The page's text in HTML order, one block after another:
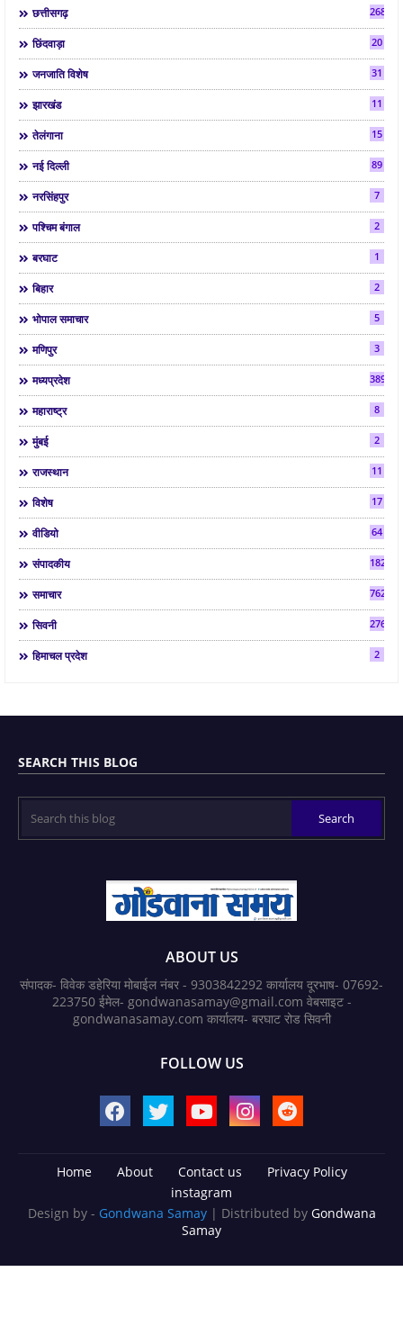
छत्तीसगढ़ 268
छिंदवाड़ा 20
जनजाति विशेष 31
झारखंड 11
तेलंगाना 15
नई दिल्ली 89
नरसिंहपुर 7
पश्चिम बंगाल 2
बरघाट 1
बिहार 2
भोपाल समाचार 5
मणिपुर 3
मध्यप्रदेश 3892
महाराष्ट्र 8
मुंबई 2
राजस्थान 11
विशेष 17
वीडियो 64
संपादकीय 182
समाचार 7624
सिवनी 2763
हिमाचल प्रदेश 2
SEARCH THIS BLOG
ABOUT US
संपादक- विवेक डहेरिया मोबाईल नंबर - 9303842292 कार्यालय दूरभाष- 07692-
223750 ईमेल- gondwanasamay@gmail.com वेबसाइट -
gondwanasamay.com कार्यालय- बरघाट रोड सिवनी
FOLLOW US
Home About Contact us
Privacy Policy
instagram
Design by - Gondwana Samay | Distributed by Gondwana
Samay